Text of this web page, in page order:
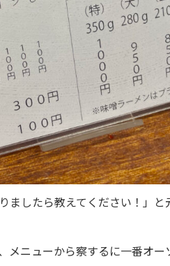
ましたら教えてください！」と
メニューから察するに一番オー